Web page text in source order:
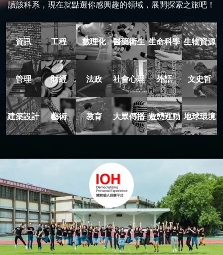
讀該科系，現在就點選你感興趣的領域，展開探索之旅吧！
資訊 工程 數理化 醫藥衛生 生命科學 生物資源
管理 財經 法政 社會心理 外語 文史哲
建築設計 藝術 教育 大眾傳播 遊憩運動 地球環境